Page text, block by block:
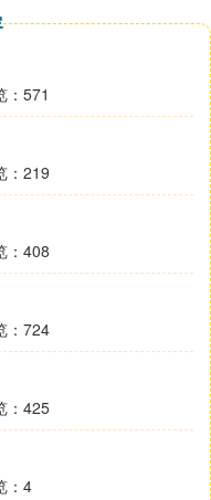
了4.14%。其中，
，增长5.03%；第二
长28.33%；第三产
14.68%。与2011年
外，第一、第
提高了0.80和12.0
万元，比2011年
增速比2011年提高0.
万元，比2011年
了15.27%。财政总
年增长22.6
地方一般预算支出1
，增速比2011年
产投资1010000万
完成防城港市任
：571
：219
：408
：724
：425
：4